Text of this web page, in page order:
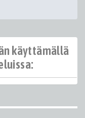
käyttämällä